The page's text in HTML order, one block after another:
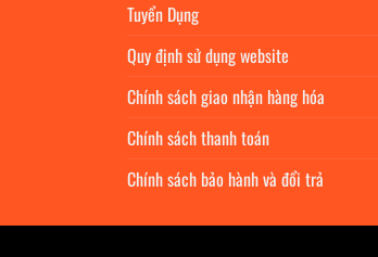
Tuyển Dụng
Quy định sử dụng website
Chính sách giao nhận hàng hóa
Chính sách thanh toán
Chính sách bảo hành và đổi trả